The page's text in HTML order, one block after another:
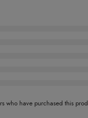
who have purchased this